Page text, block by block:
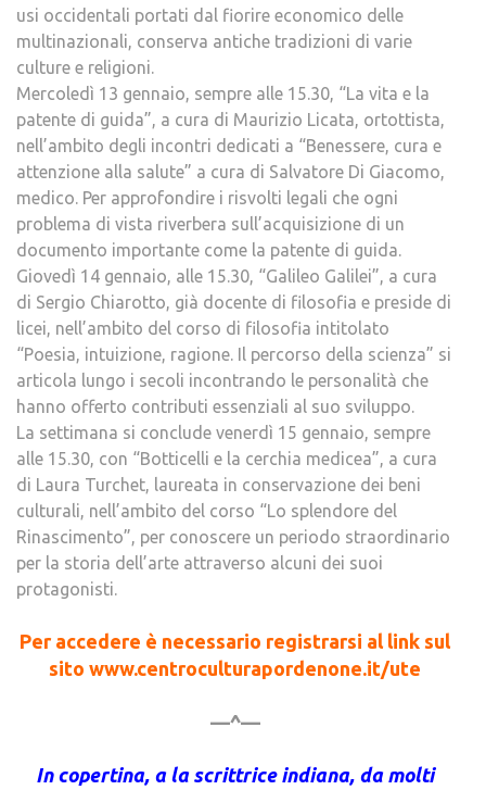
usi occidentali portati dal fiorire economico delle
multinazionali, conserva antiche tradizioni di varie
culture e religioni.
Mercoledì 13 gennaio, sempre alle 15.30, “La vita e la
patente di guida”, a cura di Maurizio Licata, ortottista,
nell’ambito degli incontri dedicati a “Benessere, cura e
attenzione alla salute” a cura di Salvatore Di Giacomo,
medico. Per approfondire i risvolti legali che ogni
problema di vista riverbera sull’acquisizione di un
documento importante come la patente di guida.
Giovedì 14 gennaio, alle 15.30, “Galileo Galilei”, a cura
di Sergio Chiarotto, già docente di filosofia e preside di
licei, nell’ambito del corso di filosofia intitolato
“Poesia, intuizione, ragione. Il percorso della scienza” si
articola lungo i secoli incontrando le personalità che
hanno offerto contributi essenziali al suo sviluppo.
La settimana si conclude venerdì 15 gennaio, sempre
alle 15.30, con “Botticelli e la cerchia medicea”, a cura
di Laura Turchet, laureata in conservazione dei beni
culturali, nell’ambito del corso “Lo splendore del
Rinascimento”, per conoscere un periodo straordinario
per la storia dell’arte attraverso alcuni dei suoi
protagonisti.
Per accedere è necessario registrarsi al link sul
sito www.centroculturapordenone.it/ute
—^—
In copertina, a la scrittrice indiana, da molti